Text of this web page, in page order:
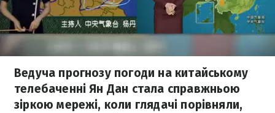
Ведуча прогнозу погоди на китайському
телебаченні Ян Дан стала справжньою
зіркою мережі, коли глядачі порівняли,